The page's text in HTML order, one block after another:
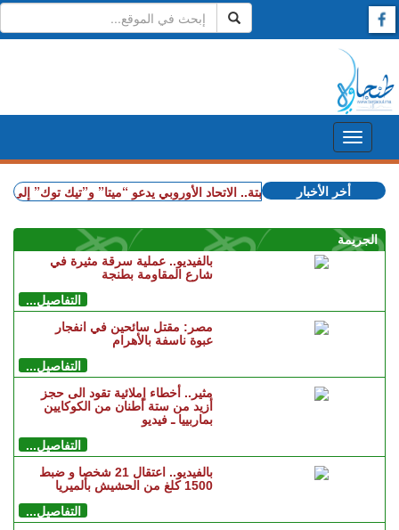
+ بعد أحداث سبتة.. الاتحاد الأوروبي يدعو “ميتا” و”تيك توك” إلى
أخر الأخبار
الجريمة
بالفيديو.. عملية سرقة مثيرة في
شارع المقاومة بطنجة
التفاصيل...
مصر: مقتل سائحين في انفجار
عبوة ناسفة بالأهرام
التفاصيل...
مثير.. أخطاء إملائية تقود الى حجز
أزيد من ستة أطنان من الكوكايين
بماربييا ـ فيديو
التفاصيل...
بالفيديو.. اعتقال 21 شخصا و ضبط
1500 كلغ من الحشيش بألميريا
التفاصيل...